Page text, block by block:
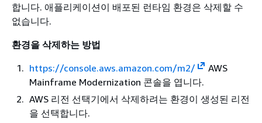
합니다. 애플리케이션이 배포된 런타임 환경은 삭제할 수
없습니다.
환경을 삭제하는 방법
https://console.aws.amazon.com/m2/
AWS
Mainframe Modernization 콘솔을 엽니다.
AWS 리전 선택기에서 삭제하려는 환경이 생성된 리전
을 선택합니다.